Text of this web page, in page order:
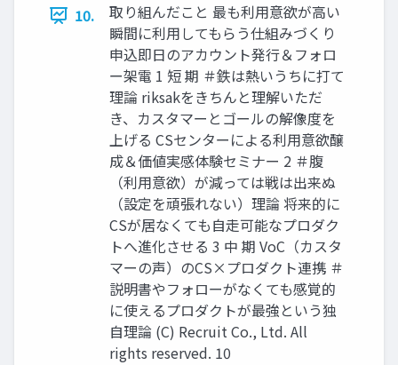
10.
取り組んだこと 最も利用意欲が高い
瞬間に利用してもらう仕組みづくり
申込即日のアカウント発行＆フォロ
ー架電 1 短 期 ＃鉄は熱いうちに打て
理論 riksakをきちんと理解いただ
き、カスタマーとゴールの解像度を
上げる CSセンターによる利用意欲醸
成＆価値実感体験セミナー 2 ＃腹
（利用意欲）が減っては戦は出来ぬ
（設定を頑張れない）理論 将来的に
CSが居なくても自走可能なプロダク
トへ進化させる 3 中 期 VoC（カスタ
マーの声）のCS×プロダクト連携 ＃
説明書やフォローがなくても感覚的
に使えるプロダクトが最強という独
自理論 (C) Recruit Co., Ltd. All
rights reserved. 10